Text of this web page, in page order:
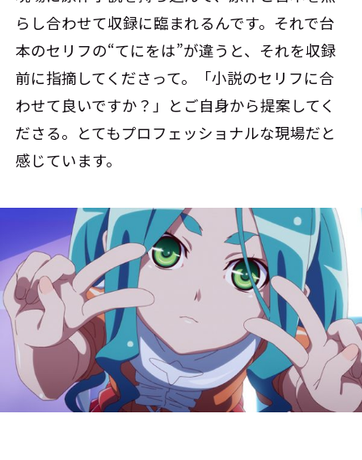
らし合わせて収録に臨まれるんです。それで台
本のセリフの“てにをは”が違うと、それを収録
前に指摘してくださって。「小説のセリフに合
わせて良いですか？」とご自身から提案してく
ださる。とてもプロフェッショナルな現場だと
感じています。